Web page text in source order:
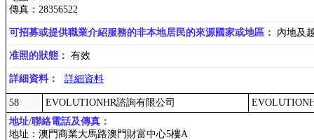
傳真：28356522
可招募或提供職業介紹服務的非本地居民的來源國家或地區： 內地及
准照的狀態： 有效
詳細資料： 詳細資料
58 EVOLUTIONHR諮詢有限公司
地址/聯絡電話及傳真：
地址：澳門商業大馬路澳門財富中心5樓A